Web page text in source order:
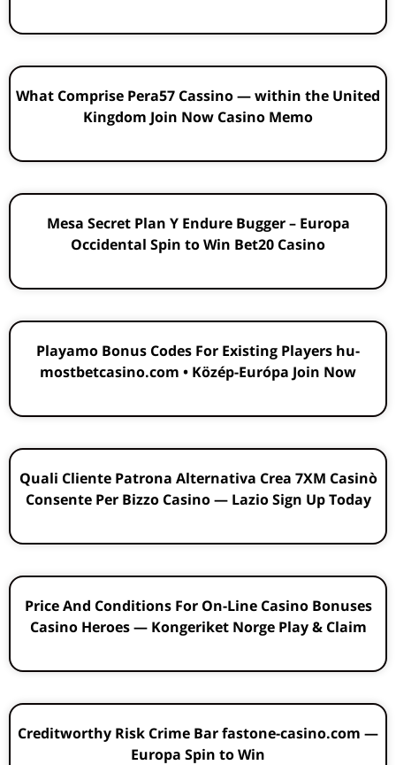
What Comprise Pera57 Cassino — within the United
Kingdom Join Now Casino Memo
Mesa Secret Plan Y Endure Bugger – Europa
Occidental Spin to Win Bet20 Casino
Playamo Bonus Codes For Existing Players hu-
mostbetcasino.com • Közép-Európa Join Now
Quali Cliente Patrona Alternativa Crea 7XM Casinò
Consente Per Bizzo Casino — Lazio Sign Up Today
Price And Conditions For On-Line Casino Bonuses
Casino Heroes — Kongeriket Norge Play & Claim
Creditworthy Risk Crime Bar fastone-casino.com —
Europa Spin to Win